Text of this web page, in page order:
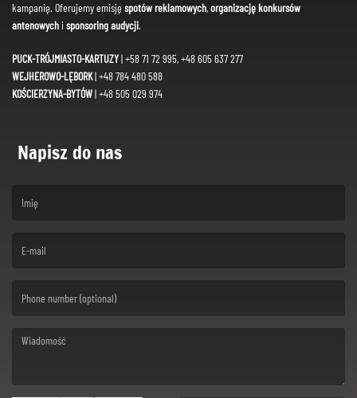
kampanię. Oferujemy emisję spotów reklamowych,organizację konkursów
antenowychi sponsoring audycji.
PUCK-TRÓJMIASTO-KARTUZY| +58 71 72 995, +48 605 637 277
WEJHEROWO-LĘBORK| +48 784 480 588
KOŚCIERZYNA-BYTÓW| +48 505 029 974
Napisz do nas